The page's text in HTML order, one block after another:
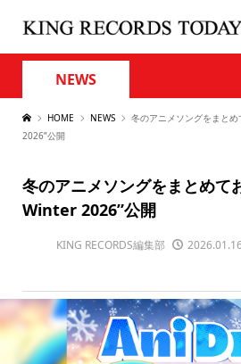
NEWS
HOME NEWS
冬のアニメソングをまと
2026”公開
冬のアニメソングをまとめて
Winter 2026”公開
KING RECORDS編集部